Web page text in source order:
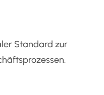
Standard zur